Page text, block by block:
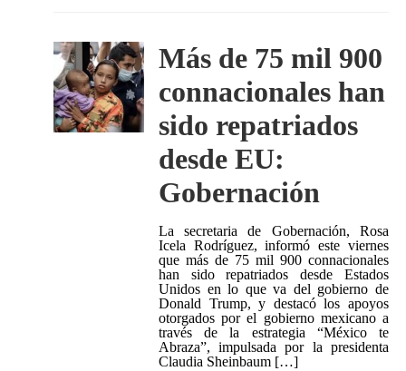
Más de 75 mil 900
connacionales han
sido repatriados
desde EU:
Gobernación
La secretaria de Gobernación, Rosa
Icela Rodríguez, informó este viernes
que más de 75 mil 900 connacionales
han sido repatriados desde Estados
Unidos en lo que va del gobierno de
Donald Trump, y destacó los apoyos
otorgados por el gobierno mexicano a
través de la estrategia “México te
Abraza”, impulsada por la presidenta
Claudia Sheinbaum […]